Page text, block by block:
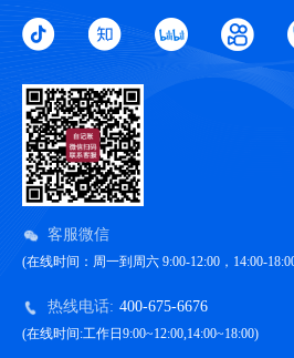
客服微信
(在线时间：周一到周六 9:00-12:00，14:00-
热线电话: 400-675-6676
(在线时间:工作日9:00~12:00,14:00~18:00)